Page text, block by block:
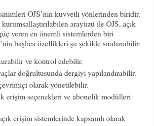
OJS’nin kuvvetli yönlerinden biridir.
arayüzü ile OJS, açık
veren en önemli sistemlerden biri
başlıca özellikleri şu şekilde sıralanabilir:
ve kontrol edebilir.
doğrultusunda dergiyi yapılandırabilir.
olarak yönetilebilir.
erişim seçenekleri ve abonelik modülleri
erişim sistemlerinde kapsamlı olarak